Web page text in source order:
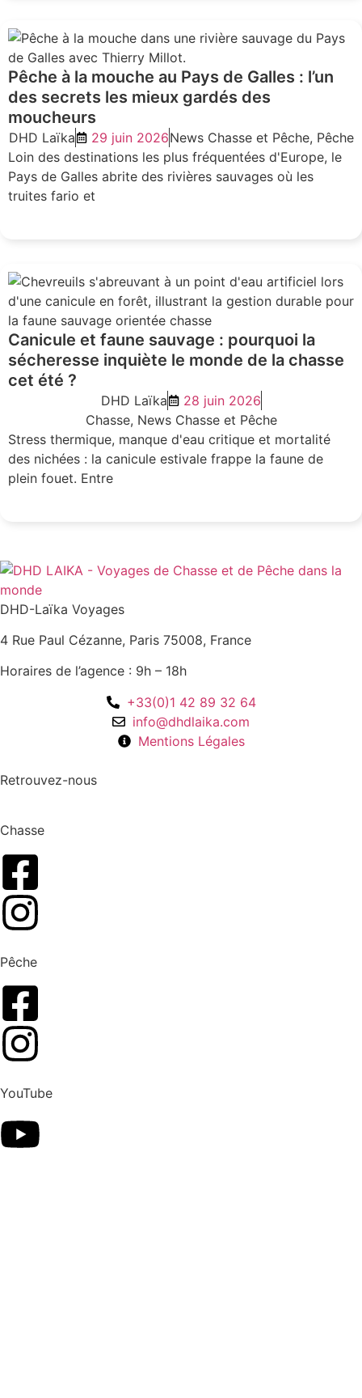
Pêche à la mouche au Pays de Galles : l’un
des secrets les mieux gardés des
moucheurs
DHD Laïka 29 juin 2026News Chasse et Pêche, Pêche
Loin des destinations les plus fréquentées d'Europe, le
Pays de Galles abrite des rivières sauvages où les
truites fario et
Canicule et faune sauvage : pourquoi la
sécheresse inquiète le monde de la chasse
cet été ?
DHD Laïka
28 juin 2026
Chasse, News Chasse et Pêche
Stress thermique, manque d'eau critique et mortalité
des nichées : la canicule estivale frappe la faune de
plein fouet. Entre
DHD-Laïka Voyages
4 Rue Paul Cézanne, Paris 75008, France
Horaires de l’agence : 9h – 18h
+33(0)1 42 89 32 64
info@dhdlaika.com
Mentions Légales
Retrouvez-nous
Chasse
Pêche
YouTube